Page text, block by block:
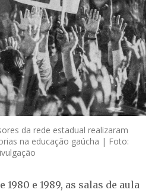
da rede estadual realizaram
na educação gaúcha | Foto:
1980 e 1989, as salas de aula